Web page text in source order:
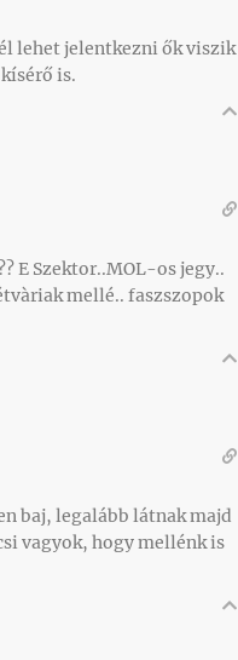
lehet jelentkezni ők viszik
is.
E Szektor..MOL-os jegy..
mellé.. faszszopok
baj, legalább látnak majd
vagyok, hogy mellénk is